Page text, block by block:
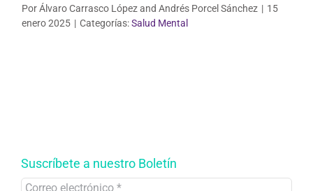
PorÁlvaro Carrasco Lópezand Andrés Porcel Sánchez | 15
enero 2025 | Categorías:Salud Mental
Suscríbete a nuestro Boletín